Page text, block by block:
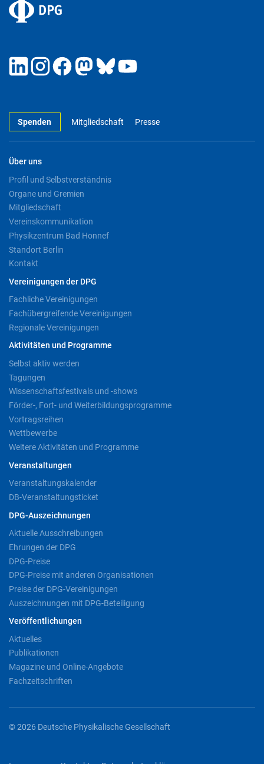
Spenden Mitgliedschaft Presse
Über uns
Profil und Selbstverständnis
Organe und Gremien
Mitgliedschaft
Vereinskommunikation
Physikzentrum Bad Honnef
Standort Berlin
Kontakt
Vereinigungen der DPG
Fachliche Vereinigungen
Fachübergreifende Vereinigungen
Regionale Vereinigungen
Aktivitäten und Programme
Selbst aktiv werden
Tagungen
Wissenschaftsfestivals und -shows
Förder-, Fort- und Weiterbildungsprogramme
Vortragsreihen
Wettbewerbe
Weitere Aktivitäten und Programme
Veranstaltungen
Veranstaltungskalender
DB-Veranstaltungsticket
DPG-Auszeichnungen
Aktuelle Ausschreibungen
Ehrungen der DPG
DPG-Preise
DPG-Preise mit anderen Organisationen
Preise der DPG-Vereinigungen
Auszeichnungen mit DPG-Beteiligung
Veröffentlichungen
Aktuelles
Publikationen
Magazine und Online-Angebote
Fachzeitschriften
© 2026 Deutsche Physikalische Gesellschaft